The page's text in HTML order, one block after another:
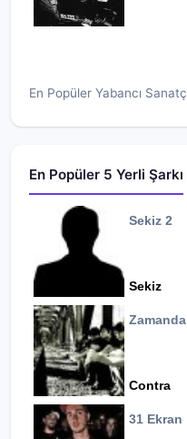
En Popüler Yabancı
En Popüler 5 Yerli Şarkı
Sekiz 2
Sekiz
Contra
31 Ekran